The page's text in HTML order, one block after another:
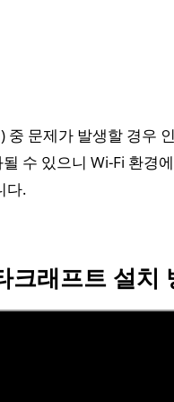
중 문제가 발생할 경우
수 있으니 Wi-Fi 환경
다.
크래프트 설치